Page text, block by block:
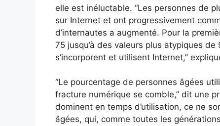
elle est inéluctable. “Les personnes de
sur Internet et ont progressivement
d’internautes a augmenté. Pour la
75 jusqu’à des valeurs plus atypiques
s’incorporent et utilisent Internet,”
“Le pourcentage de personnes âgées
fracture numérique se comble,” dit une
dominent en temps d’utilisation, ce ne
âgées, qui, comme toutes les